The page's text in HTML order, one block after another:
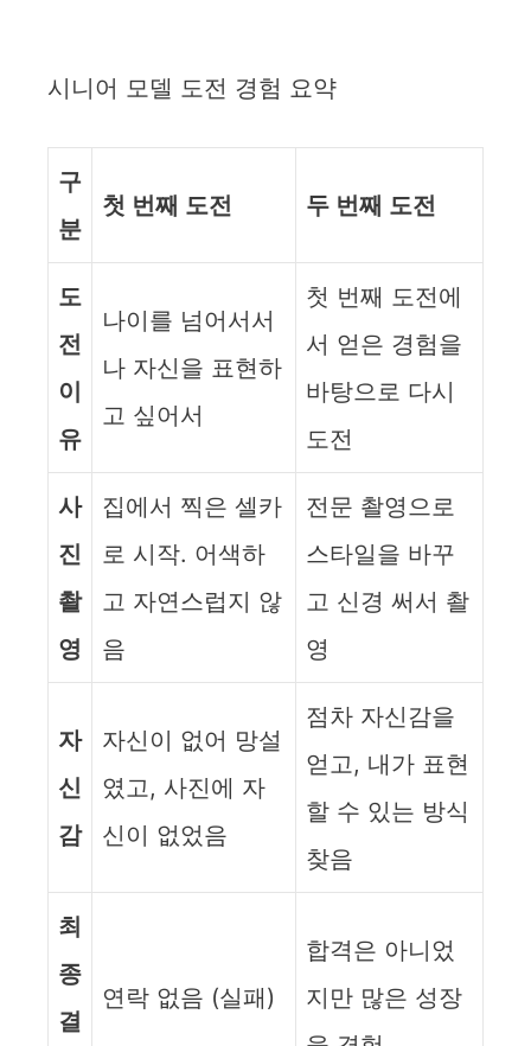
시니어 모델 도전 경험 요약
구
분
첫 번째 도전 두 번째 도전
도
전
이
유
나이를 넘어서서
나 자신을 표현하
고 싶어서
첫 번째 도전에
서 얻은 경험을
바탕으로 다시
도전
사
진
촬
영
집에서 찍은 셀카
로 시작. 어색하
고 자연스럽지 않
음
전문 촬영으로
스타일을 바꾸
고 신경 써서 촬
영
자
신
감
자신이 없어 망설
였고, 사진에 자
신이 없었음
점차 자신감을
얻고, 내가 표현
할 수 있는 방식
찾음
최
종
결
연락 없음 (실패)
합격은 아니었
지만 많은 성장